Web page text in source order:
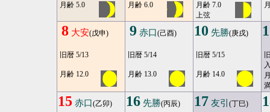
月齢 5.0 月齢 6.0
月齢 7.0
上弦
8 大安(戊申)
旧暦 5/13
月齢 12.0
9 赤口(己酉)
旧暦 5/14
月齢 13.0
10 先勝(庚戌)
旧暦 5/15
月齢 14.0
15 赤口(乙卯) 16 先勝(丙辰) 17 友引 (丁巳)